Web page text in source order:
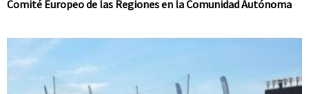
Comité Europeo de las Regiones en la Comunidad Autónoma